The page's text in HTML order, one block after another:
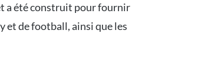
a été construit pour fournir
et de football, ainsi que les